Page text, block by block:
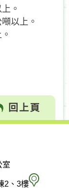
。
以上。
回上頁
室
2、3樓 南